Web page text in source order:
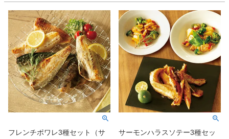
はもちろん、お酒のおつまみや
お弁当にもぴったり。職人の技
とこだわりが光る、和の贅沢を
堪能できる一品です。
さらに、麹甘酒を使用すること
で、サバの身はふっくらやわら
かな仕上がりです。コクがある
のに、やさしく、おだやかに身
体によりそうような風味のサバ
缶です。ごはんとともに、ワイ
ンや日本酒のおつまみに。和洋
中さまざまな料理にアレンジ可
能。
フレンチポワレ3種セット（サ
サーモンハラスソテー3種セッ